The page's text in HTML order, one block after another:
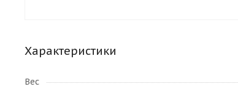
Характеристики
Вес